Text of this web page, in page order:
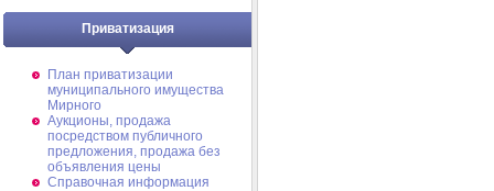
Приватизация
План приватизации
муниципального имущества
Мирного
Аукционы, продажа
посредством публичного
предложения, продажа без
объявления цены
Справочная информация